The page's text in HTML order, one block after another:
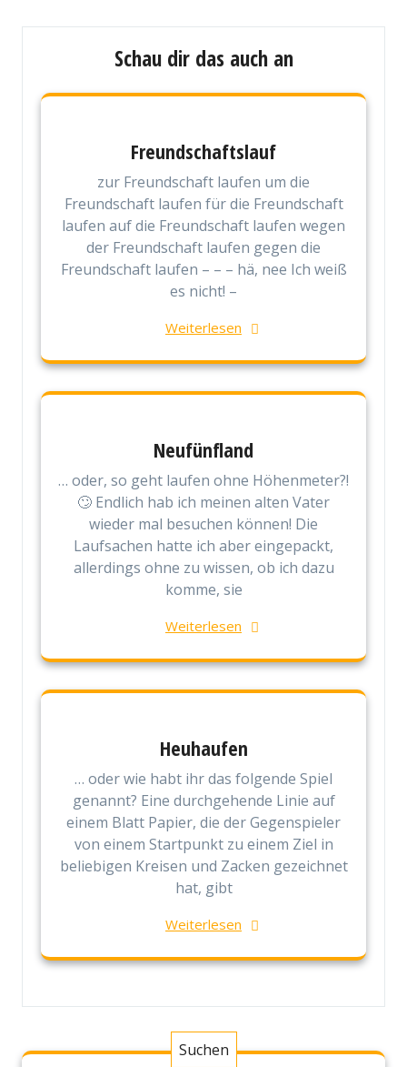
Schau dir das auch an
Freundschaftslauf
zur Freundschaft laufen um die
Freundschaft laufen für die Freundschaft
laufen auf die Freundschaft laufen wegen
der Freundschaft laufen gegen die
Freundschaft laufen – – – hä, nee Ich weiß
es nicht! –
Weiterlesen
Neufünfland
… oder, so geht laufen ohne Höhenmeter?!
🙄 Endlich hab ich meinen alten Vater
wieder mal besuchen können! Die
Laufsachen hatte ich aber eingepackt,
allerdings ohne zu wissen, ob ich dazu
komme, sie
Weiterlesen
Heuhaufen
… oder wie habt ihr das folgende Spiel
genannt? Eine durchgehende Linie auf
einem Blatt Papier, die der Gegenspieler
von einem Startpunkt zu einem Ziel in
beliebigen Kreisen und Zacken gezeichnet
hat, gibt
Weiterlesen
Suchen